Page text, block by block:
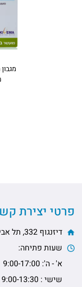
פרטי יצירת
דיזנגוף 332, תל אביב
שעות פתיחה:
א' - ה': 9:00-17:00
שישי : 9:00-13:30